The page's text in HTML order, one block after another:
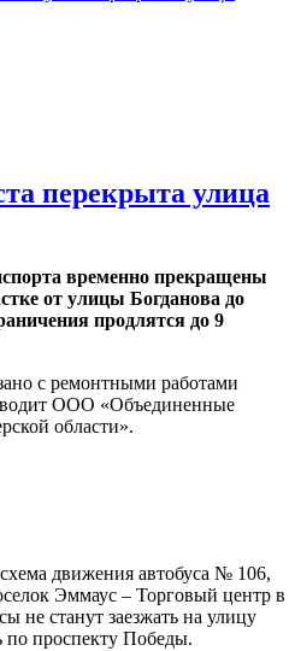
перекрыта улица
временно прекращены
от улицы Богданова до
продлятся до 9
с ремонтными работами
ООО «Объединенные
области».
движения автобуса № 106,
Эммаус – Торговый центр в
не станут заезжать на улицу
по проспекту Победы.